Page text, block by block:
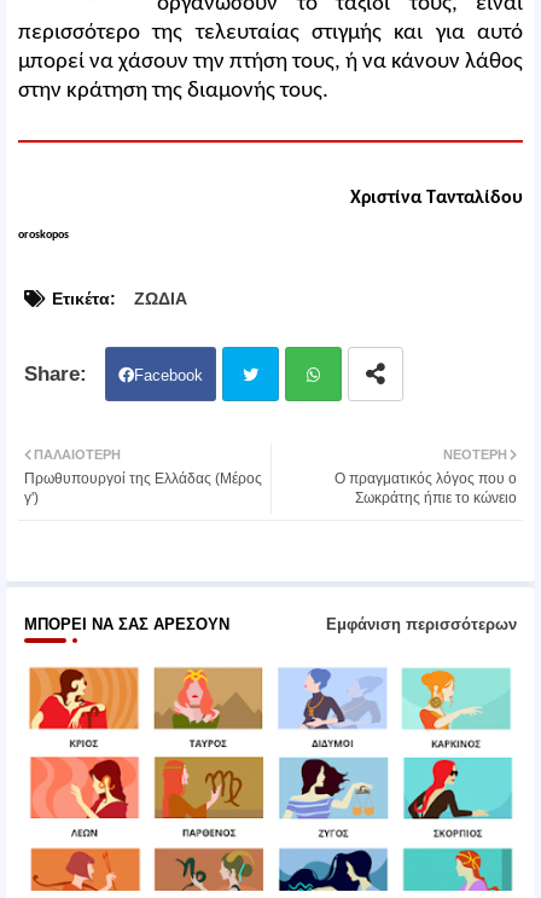
περισσότερο της τελευταίας στιγμής και για αυτό
μπορεί να χάσουν την πτήση τους, ή να κάνουν λάθος
στην κράτηση της διαμονής τους.
Χριστίνα Τανταλίδου
oroskopos
Ετικέτα: ΖΩΔΙΑ
Facebook
ter
ΝΕΌΤΕΡΗ
Ο πραγματικός λόγος που ο
Σωκράτης ήπιε το κώνειο
ΠΑΛΑΙΌΤΕΡΗ
Πρωθυπουργοί της Ελλάδας (Μέρος
γ')
ΜΠΟΡΕΊ ΝΑ ΣΑΣ ΑΡΈΣΟΥΝ Εμφάνιση περισσότερων